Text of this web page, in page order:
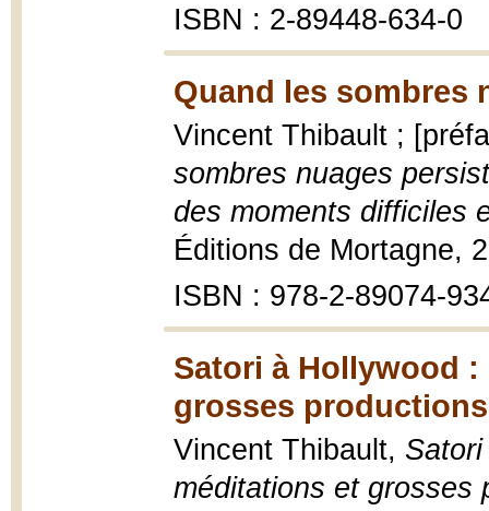
ISBN : 2-89448-634-0
Quand les sombres
Vincent Thibault ;
sombres nuages
des moments difficiles
Éditions de Mortagne,
ISBN : 978-2-89074-
Satori à Hollywood
grosses productions
Vincent Thibault,
méditations et grosses